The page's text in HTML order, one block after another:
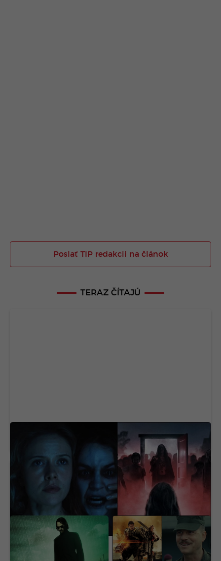
Poslať TIP redakcii na článok
TERAZ ČÍTAJÚ
Horor, ktorý desil celú generáciu, je späť. Nový
film ukazuje čistú hrôzu (VIDEO)
OFICIÁLNE: Matrix
dostane nový film,
hlavná hviezda sa
vyjadrila jasne
Výsmech divákom.
Netflix pridal do ponuky
geniálne filmy, pozrie si
ich málokto